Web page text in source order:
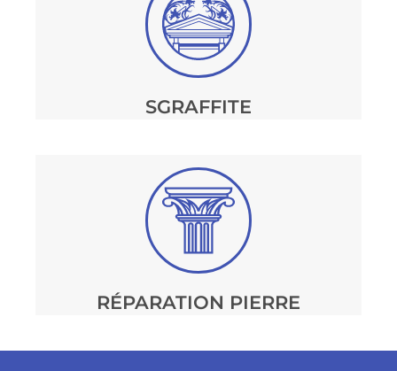
SGRAFFITE
RÉPARATION PIERRE